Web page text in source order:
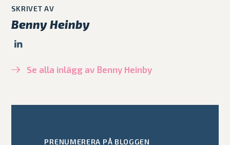
SKRIVET AV
Benny Heinby
Se alla inlägg av Benny Heinby
PRENUMERERA PÅ BLOGGEN